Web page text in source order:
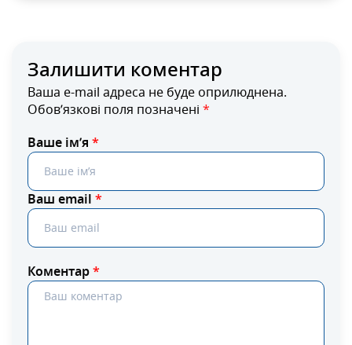
Залишити коментар
Ваша e-mail адреса не буде оприлюднена.
Обов’язкові поля позначені *
Ваше ім’я *
Ваш email *
Коментар*